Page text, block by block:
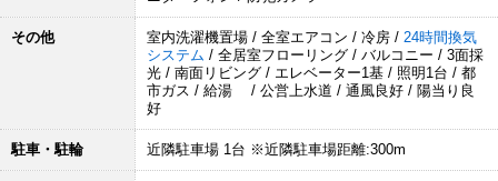
その他 室内洗濯機置場 / 全室エアコン / 冷房 / 24時間換気
システム / 全居室フローリング / バルコニー / 3面採
光 / 南面リビング / エレベーター1基 / 照明1台 / 都
市ガス / 給湯 / 公営上水道 / 通風良好 / 陽当り良
好
駐車・駐輪 近隣駐車場 1台 ※近隣駐車場距離:300m